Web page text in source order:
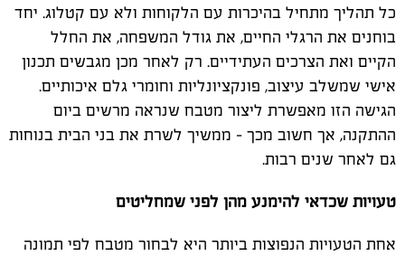
כל תהליך מתחיל בהיכרות עם הלקוחות ולא עם קטלוג. יחד
בוחנים את הרגלי החיים, את גודל המשפחה, את החלל
הקיים ואת הצרכים העתידיים. רק לאחר מכן מגבשים תכנון
אישי שמשלב עיצוב, פונקציונליות וחומרי גלם איכותיים.
הגישה הזו מאפשרת ליצור מטבח שנראה מרשים ביום
ההתקנה, אך חשוב מכך – ממשיך לשרת את בני הבית בנוחות
גם לאחר שנים רבות.
טעויות שכדאי להימנע מהן לפני שמחליטים
אחת הטעויות הנפוצות ביותר היא לבחור מטבח לפי תמונה